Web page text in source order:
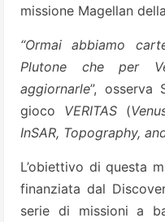
missione Magellan
“Ormai abbiamo
Plutone che per
aggiornarle”, osserva
gioco VERITAS(
InSAR, Topography,
L’obiettivo di questa
finanziata dal
serie di missioni a